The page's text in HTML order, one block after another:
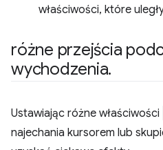
właściwości, które
różne przejścia
wychodzenia.
Ustawiając różne właściwości
najechania kursorem lub